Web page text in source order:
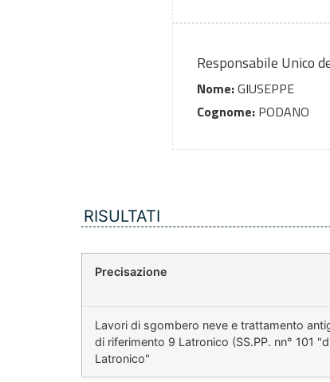
Responsabile Unico
Nome:GIUSEPPE
Cognome: PODANO
RISULTATI
Precisazione
Lavori di sgombero neve e trattamento
di riferimento 9 Latronico (SS.PP. nn° 101
Latronico"